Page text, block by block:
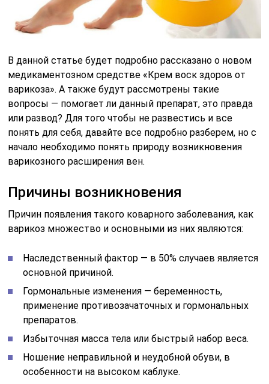
В данной статье будет подробно рассказано о новом
медикаментозном средстве «Крем воск здоров от
варикоза». А также будут рассмотрены такие
вопросы — помогает ли данный препарат, это правда
или развод? Для того чтобы не развестись и все
понять для себя, давайте все подробно разберем, но с
начало необходимо понять природу возникновения
варикозного расширения вен.
Причины возникновения
Причин появления такого коварного заболевания, как
варикоз множество и основными из них являются:
Наследственный фактор — в 50% случаев является
основной причиной.
Гормональные изменения — беременность,
применение противозачаточных и гормональных
препаратов.
Избыточная масса тела или быстрый набор веса.
Ношение неправильной и неудобной обуви, в
особенности на высоком каблуке.